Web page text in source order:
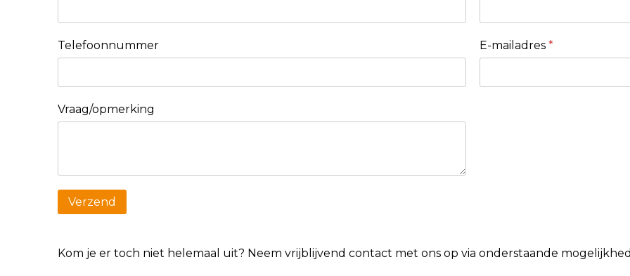
Telefoonnummer E-mailadres *
Vraag/opmerking
Kom je er toch niet helemaal uit? Neem vrijblijvend contact met ons op via onderstaande